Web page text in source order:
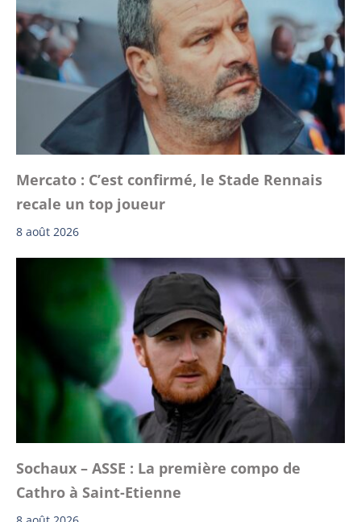
Mercato : C’est confirmé, le Stade Rennais
recale un top joueur
8 août 2026
Sochaux – ASSE : La première compo de
Cathro à Saint-Etienne